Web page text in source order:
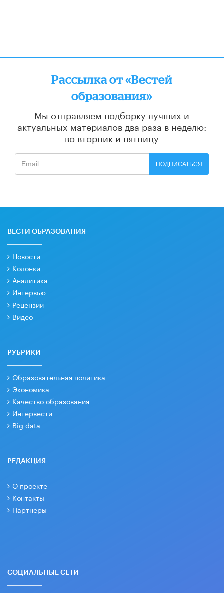
Рассылка от «Вестей
образования»
Мы отправляем подборку лучших и
актуальных материалов два раза в неделю:
во вторник и пятницу
ПОДПИСАТЬСЯ
ВЕСТИ ОБРАЗОВАНИЯ
Новости
Колонки
Аналитика
Интервью
Рецензии
Видео
РУБРИКИ
Образовательная политика
Экономика
Качество образования
Интервести
Big data
РЕДАКЦИЯ
О проекте
Контакты
Партнеры
СОЦИАЛЬНЫЕ СЕТИ